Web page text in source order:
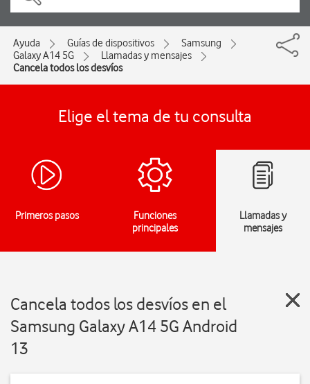
Ayuda Guías de dispositivos
Samsung
Galaxy A14 5G
Llamadas y mensajes
Cancela todos los desvíos
Elige el tema de tu consulta
Primeros pasos
Funciones
principales
Llamadas y
mensajes
Cancela todos los desvíos en el
Samsung Galaxy A14 5G Android
13